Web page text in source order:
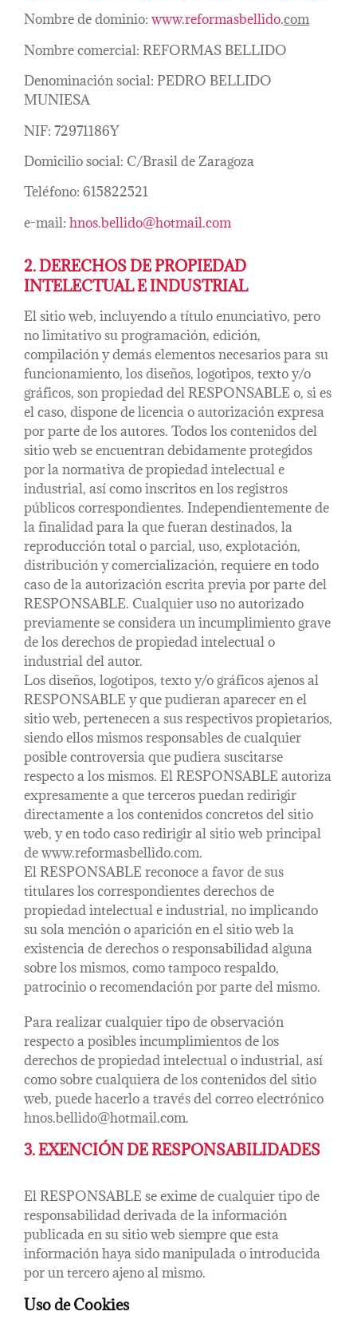
Nombre de dominio: www.reformasbellido.com
Nombre comercial: REFORMAS BELLIDO
Denominación social: PEDRO BELLIDO
MUNIESA
NIF: 72971186Y
Domicilio social: C/Brasil de Zaragoza
Teléfono: 615822521
e-mail: hnos.bellido@hotmail.com
2. DERECHOS DE PROPIEDAD
INTELECTUAL E INDUSTRIAL
El sitio web, incluyendo a título enunciativo, pero
no limitativo su programación, edición,
compilación y demás elementos necesarios para su
funcionamiento, los diseños, logotipos, texto y/o
gráficos, son propiedad del RESPONSABLE o, si es
el caso, dispone de licencia o autorización expresa
por parte de los autores. Todos los contenidos del
sitio web se encuentran debidamente protegidos
por la normativa de propiedad intelectual e
industrial, así como inscritos en los registros
públicos correspondientes. Independientemente de
la finalidad para la que fueran destinados, la
reproducción total o parcial, uso, explotación,
distribución y comercialización, requiere en todo
caso de la autorización escrita previa por parte del
RESPONSABLE. Cualquier uso no autorizado
previamente se considera un incumplimiento grave
de los derechos de propiedad intelectual o
industrial del autor.
Los diseños, logotipos, texto y/o gráficos ajenos al
RESPONSABLE y que pudieran aparecer en el
sitio web, pertenecen a sus respectivos propietarios,
siendo ellos mismos responsables de cualquier
posible controversia que pudiera suscitarse
respecto a los mismos. El RESPONSABLE autoriza
expresamente a que terceros puedan redirigir
directamente a los contenidos concretos del sitio
web, y en todo caso redirigir al sitio web principal
de www.reformasbellido.com.
El RESPONSABLE reconoce a favor de sus
titulares los correspondientes derechos de
propiedad intelectual e industrial, no implicando
su sola mención o aparición en el sitio web la
existencia de derechos o responsabilidad alguna
sobre los mismos, como tampoco respaldo,
patrocinio o recomendación por parte del mismo.
Para realizar cualquier tipo de observación
respecto a posibles incumplimientos de los
derechos de propiedad intelectual o industrial, así
como sobre cualquiera de los contenidos del sitio
web, puede hacerlo a través del correo electrónico
hnos.bellido@hotmail.com.
3. EXENCIÓN DE RESPONSABILIDADES
El RESPONSABLE se exime de cualquier tipo de
responsabilidad derivada de la información
publicada en su sitio web siempre que esta
información haya sido manipulada o introducida
por un tercero ajeno al mismo.
Uso de Cookies